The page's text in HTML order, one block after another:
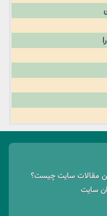
مقالات سایت چیست؟
سایت